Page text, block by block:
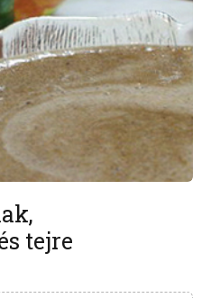
tejre